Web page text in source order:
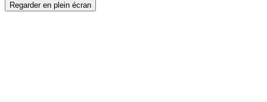
Regarder en plein écran